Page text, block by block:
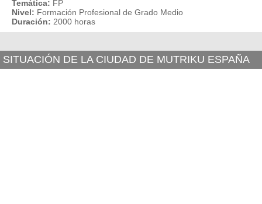
Temática: FP
Nivel: Formación Profesional de Grado Medio
Duración: 2000 horas
SITUACIÓN DE LA CIUDAD DE MUTRIKU ESPAÑA